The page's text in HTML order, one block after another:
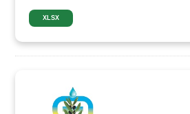
XLSX